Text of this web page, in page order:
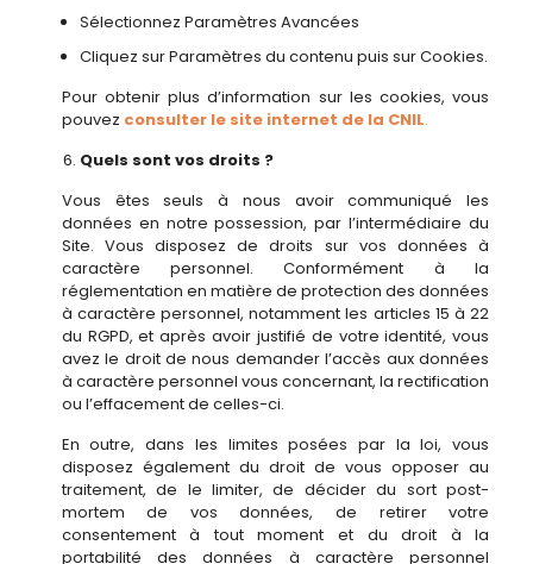
Sélectionnez Paramètres Avancées
Cliquez sur Paramètres du contenu puis sur Cookies.
Pour obtenir plus d’information sur les cookies, vous
pouvez consulter le site internet de la CNIL.
Quels sont vos droits ?
Vous êtes seuls à nous avoir communiqué les
données en notre possession, par l’intermédiaire du
Site. Vous disposez de droits sur vos données à
caractère personnel. Conformément à la
réglementation en matière de protection des données
à caractère personnel, notamment les articles 15 à 22
du RGPD, et après avoir justifié de votre identité, vous
avez le droit de nous demander l’accès aux données
à caractère personnel vous concernant, la rectification
ou l’effacement de celles-ci.
En outre, dans les limites posées par la loi, vous
disposez également du droit de vous opposer au
traitement, de le limiter, de décider du sort post-
mortem de vos données, de retirer votre
consentement à tout moment et du droit à la
portabilité des données à caractère personnel